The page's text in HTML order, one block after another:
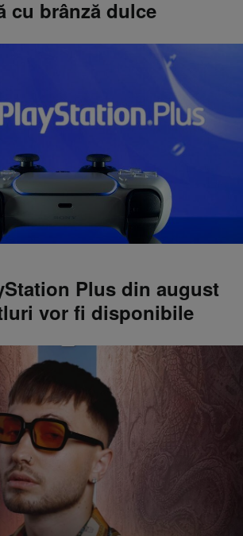
cu brânză dulce
Plus din august
vor fi disponibile